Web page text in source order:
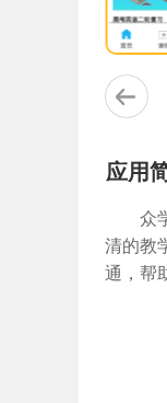
应用
众
清的教
通，帮